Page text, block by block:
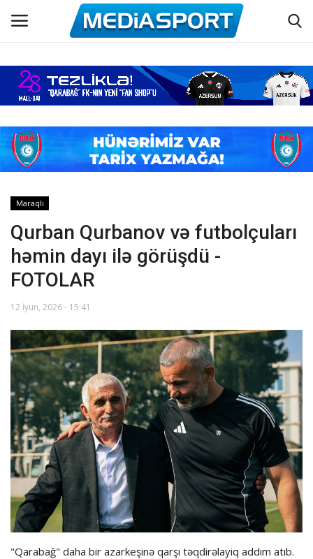
Əsas
Azərbaycan futbolu
Maraqlı
Əlaqə
Haqqımızda
Köşə yazıları
Dünya futbolu
Hadisə
Olimpiada
Layihə
Formula 1
İdman növləri
Maraqlı
Qurban Qurbanov və futbolçuları
həmin dayı ilə görüşdü -
FOTOLAR
12 İyun, 2026 - 15:41
"Qarabağ" daha bir azarkeşinə qarşı təqdirəlayiq addım atıb.